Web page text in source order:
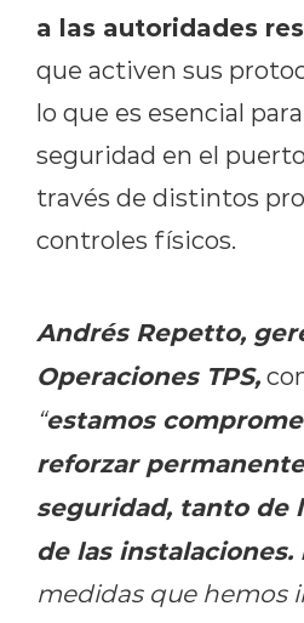
a las autoridades
que activen sus
lo que es esencial
seguridad en el
través de distintos
controles físicos.
Andrés Repetto,
Operaciones TPS,
“estamos
reforzar
seguridad, tanto de
de las instalaciones.
medidas que hemos